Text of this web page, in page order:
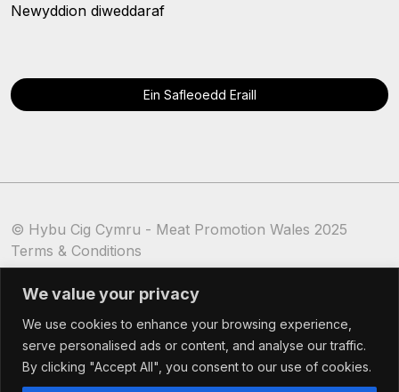
We value your privacy
We use cookies to enhance your browsing experience,
serve personalised ads or content, and analyse our traffic.
By clicking "Accept All", you consent to our use of cookies.
Newyddion diweddaraf
Ein Safleoedd Eraill
© Hybu Cig Cymru - Meat Promotion Wales 2025
Terms & Conditions